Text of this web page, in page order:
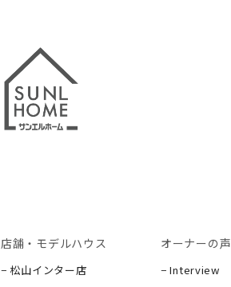
店舗・モデルハウス
− 松山インター店
オーナーの声
− Interview